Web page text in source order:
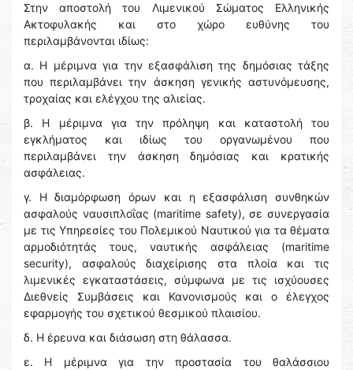
Στην αποστολή του Λιμενικού Σώματος Ελληνικής
Ακτοφυλακής και στο χώρο ευθύνης του
περιλαμβάνονται ιδίως:
α. Η μέριμνα για την εξασφάλιση της δημόσιας τάξης
που περιλαμβάνει την άσκηση γενικής αστυνόμευσης,
τροχαίας και ελέγχου της αλιείας.
β. Η μέριμνα για την πρόληψη και καταστολή του
εγκλήματος και ιδίως του οργανωμένου που
περιλαμβάνει την άσκηση δημόσιας και κρατικής
ασφάλειας.
γ. Η διαμόρφωση όρων και η εξασφάλιση συνθηκών
ασφαλούς ναυσιπλοΐας (maritime safety), σε συνεργασία
με τις Υπηρεσίες του Πολεμικού Ναυτικού για τα θέματα
αρμοδιότητάς τους, ναυτικής ασφάλειας (maritime
security), ασφαλούς διαχείρισης στα πλοία και τις
λιμενικές εγκαταστάσεις, σύμφωνα με τις ισχύουσες
Διεθνείς Συμβάσεις και Κανονισμούς και ο έλεγχος
εφαρμογής του σχετικού θεσμικού πλαισίου.
δ. Η έρευνα και διάσωση στη θάλασσα.
ε. Η μέριμνα για την προστασία του θαλάσσιου